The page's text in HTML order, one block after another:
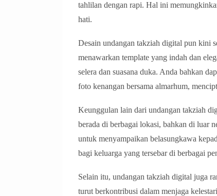
tahlilan dengan rapi. Hal ini
hati.
Desain undangan takziah digital pun kini
menawarkan template yang indah dan
selera dan suasana duka. Anda bahkan
foto kenangan bersama almarhum,
Keunggulan lain dari undangan takziah
berada di berbagai lokasi, bahkan di luar
untuk menyampaikan belasungkawa
bagi keluarga yang tersebar di berbagai
Selain itu, undangan takziah digital juga
turut berkontribusi dalam menjaga